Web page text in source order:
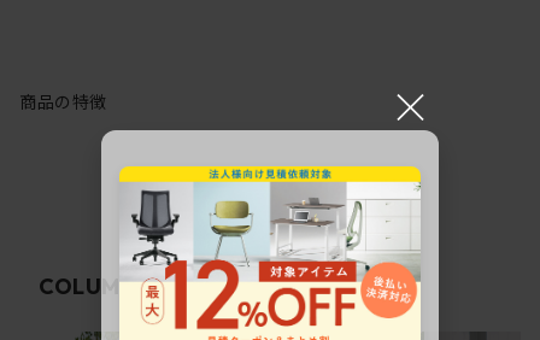
商品の特徴
COLUMN関連コラム
×